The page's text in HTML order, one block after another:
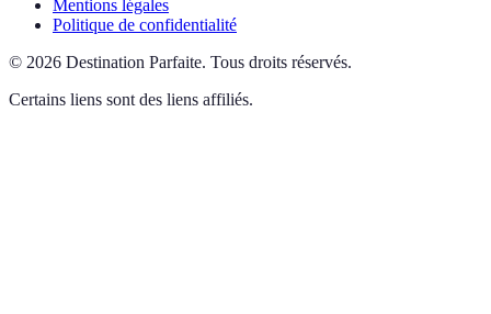
Mentions légales
Politique de confidentialité
© 2026 Destination Parfaite. Tous droits réservés.
Certains liens sont des liens affiliés.